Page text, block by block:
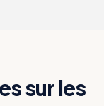
sur les